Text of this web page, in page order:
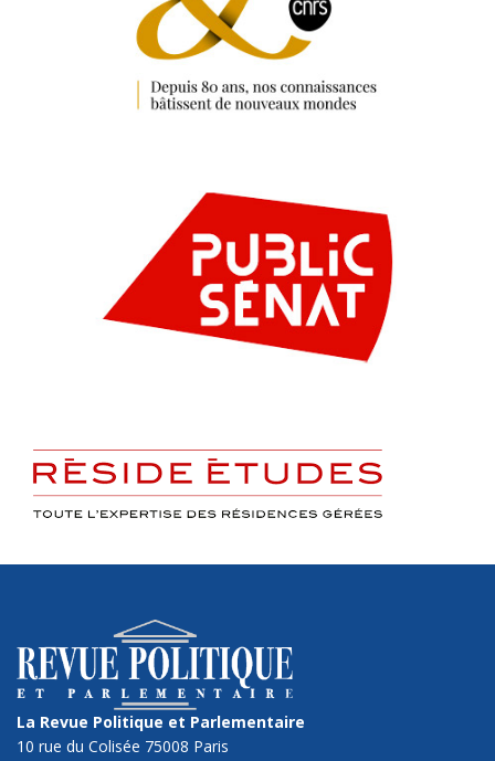
La Revue Politique et Parlementaire
10 rue du Colisée 75008 Paris